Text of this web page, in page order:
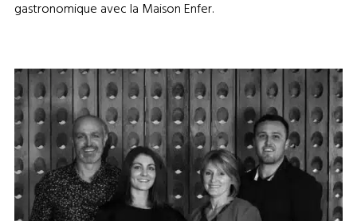
gastronomique avec la Maison Enfer.